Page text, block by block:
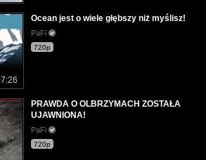
Ocean jest o wiele głębszy niż myślisz!
PaFi
720p
PRAWDA O OLBRZYMACH ZOSTAŁA
UJAWNIONA!
PaFi
720p